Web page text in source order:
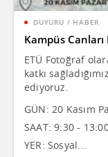
DUYURU / HABER
Kampüs
ETÜ Fotoğraf
katkı
ediyoruz.
GÜN: 20 Kasım
SAAT: 9:30 -
YER: Sosyal...